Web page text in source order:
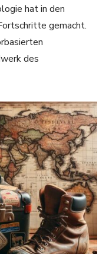
hat in den
gemacht.
des